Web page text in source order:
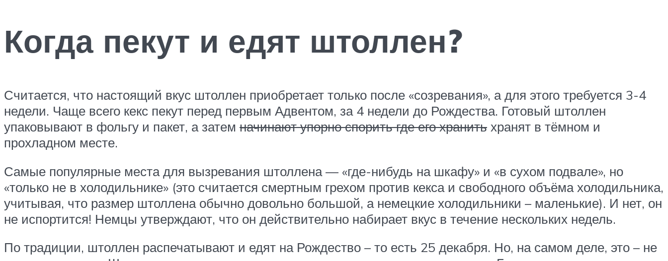
Когда пекут и едят штоллен?
Считается, что настоящий вкус штоллен приобретает только после «созревания», а для этого требуется 3-4
недели. Чаще всего кекс пекут перед первым Адвентом, за 4 недели до Рождества. Готовый штоллен
упаковывают в фольгу и пакет, а затем начинают упорно спорить где его хранить хранят в тёмном и
прохладном месте.
Самые популярные места для вызревания штоллена — «где-нибудь на шкафу» и «в сухом подвале», но
«только не в холодильнике» (это считается смертным грехом против кекса и свободного объёма холодильника,
учитывая, что размер штоллена обычно довольно большой, а немецкие холодильники – маленькие). И нет, он
не испортится! Немцы утверждают, что он действительно набирает вкус в течение нескольких недель.
По традиции, штоллен распечатывают и едят на Рождество – то есть 25 декабря. Но, на самом деле, это – не